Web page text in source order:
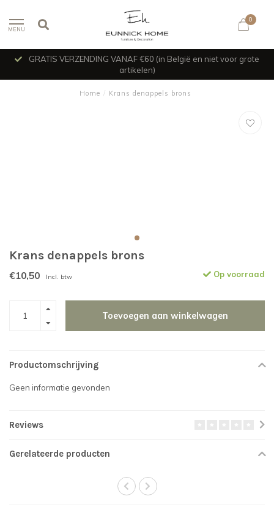
MENU
0
GRATIS VERZENDING VANAF €60 (in België en niet voor grote
artikelen)
Home / Krans denappels brons
Krans denappels brons
€10,50 Incl. btw Op voorraad
Toevoegen aan winkelwagen
Productomschrijving
Geen informatie gevonden
Reviews
Gerelateerde producten